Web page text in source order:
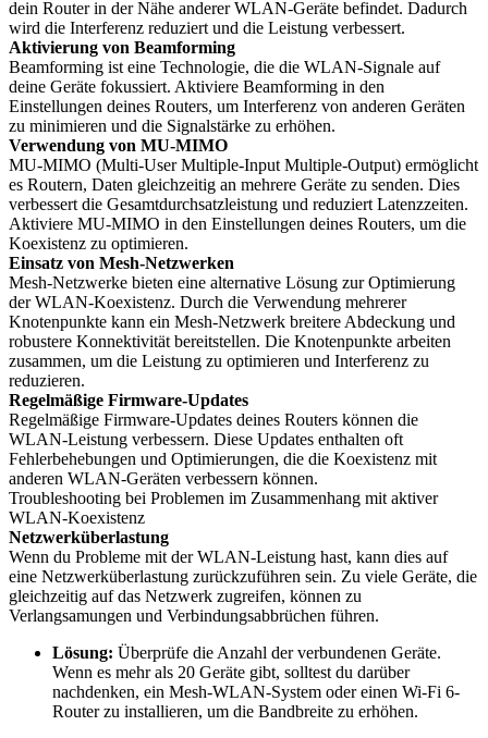
dein Router in der Nähe anderer WLAN-Geräte befindet. Dadurch
wird die Interferenz reduziert und die Leistung verbessert.
Aktivierung von Beamforming
Beamforming ist eine Technologie, die die WLAN-Signale auf
deine Geräte fokussiert. Aktiviere Beamforming in den
Einstellungen deines Routers, um Interferenz von anderen Geräten
zu minimieren und die Signalstärke zu erhöhen.
Verwendung von MU-MIMO
MU-MIMO (Multi-User Multiple-Input Multiple-Output) ermöglicht
es Routern, Daten gleichzeitig an mehrere Geräte zu senden. Dies
verbessert die Gesamtdurchsatzleistung und reduziert Latenzzeiten.
Aktiviere MU-MIMO in den Einstellungen deines Routers, um die
Koexistenz zu optimieren.
Einsatz von Mesh-Netzwerken
Mesh-Netzwerke bieten eine alternative Lösung zur Optimierung
der WLAN-Koexistenz. Durch die Verwendung mehrerer
Knotenpunkte kann ein Mesh-Netzwerk breitere Abdeckung und
robustere Konnektivität bereitstellen. Die Knotenpunkte arbeiten
zusammen, um die Leistung zu optimieren und Interferenz zu
reduzieren.
Regelmäßige Firmware-Updates
Regelmäßige Firmware-Updates deines Routers können die
WLAN-Leistung verbessern. Diese Updates enthalten oft
Fehlerbehebungen und Optimierungen, die die Koexistenz mit
anderen WLAN-Geräten verbessern können.
Troubleshooting bei Problemen im Zusammenhang mit aktiver
WLAN-Koexistenz
Netzwerküberlastung
Wenn du Probleme mit der WLAN-Leistung hast, kann dies auf
eine Netzwerküberlastung zurückzuführen sein. Zu viele Geräte, die
gleichzeitig auf das Netzwerk zugreifen, können zu
Verlangsamungen und Verbindungsabbrüchen führen.
Lösung: Überprüfe die Anzahl der verbundenen Geräte.
Wenn es mehr als 20 Geräte gibt, solltest du darüber
nachdenken, ein Mesh-WLAN-System oder einen Wi-Fi 6-
Router zu installieren, um die Bandbreite zu erhöhen.